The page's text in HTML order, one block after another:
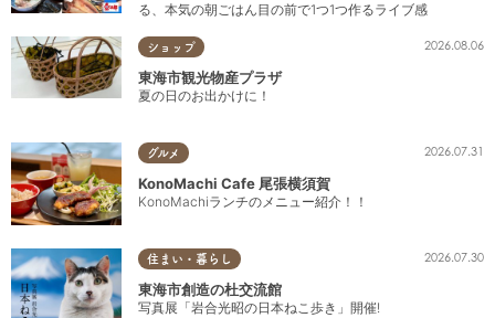
る、本気の朝ごはん目の前で1つ1つ作るライブ感
ショップ 2026.08.06
東海市観光物産プラザ
夏の日のお出かけに！
グルメ 2026.07.31
KonoMachi Cafe 尾張横須賀
KonoMachiランチのメニュー紹介！！
住まい・暮らし 2026.07.30
東海市創造の杜交流館
写真展「岩合光昭の日本ねこ歩き」開催!